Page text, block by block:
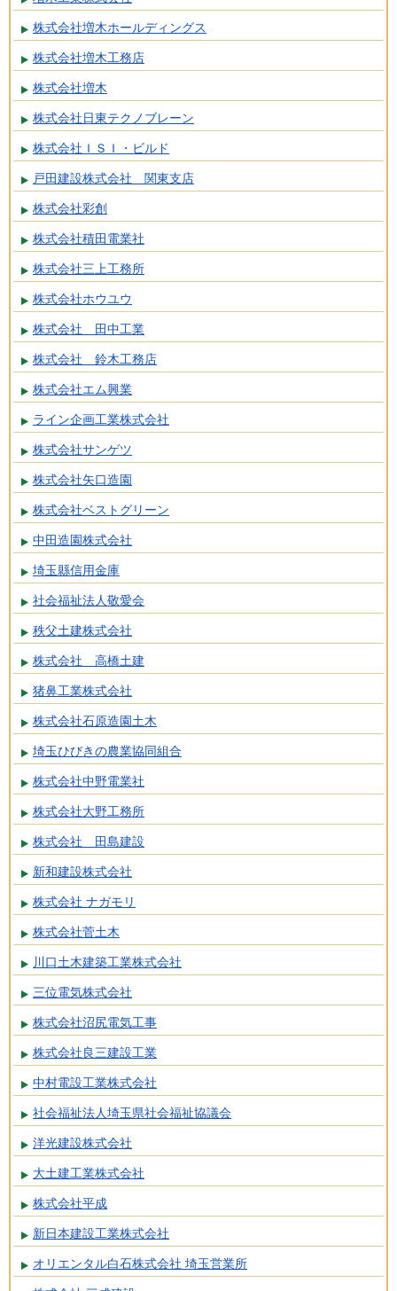
株式会社増木ホールディングス
株式会社増木工務店
株式会社増木
株式会社日東テクノブレーン
株式会社ＩＳＩ・ビルド
戸田建設株式会社 関東支店
株式会社彩創
株式会社積田電業社
株式会社三上工務所
株式会社ホウユウ
株式会社 田中工業
株式会社 鈴木工務店
株式会社エム興業
ライン企画工業株式会社
株式会社サンゲツ
株式会社矢口造園
株式会社ベストグリーン
中田造園株式会社
埼玉縣信用金庫
社会福祉法人敬愛会
秩父土建株式会社
株式会社 高橋土建
猪鼻工業株式会社
株式会社石原造園土木
埼玉ひびきの農業協同組合
株式会社中野電業社
株式会社大野工務所
株式会社 田島建設
新和建設株式会社
株式会社 ナガモリ
株式会社菅土木
川口土木建築工業株式会社
三位電気株式会社
株式会社沼尻電気工事
株式会社良三建設工業
中村電設工業株式会社
社会福祉法人埼玉県社会福祉協議会
洋光建設株式会社
大土建工業株式会社
株式会社平成
新日本建設工業株式会社
オリエンタル白石株式会社 埼玉営業所